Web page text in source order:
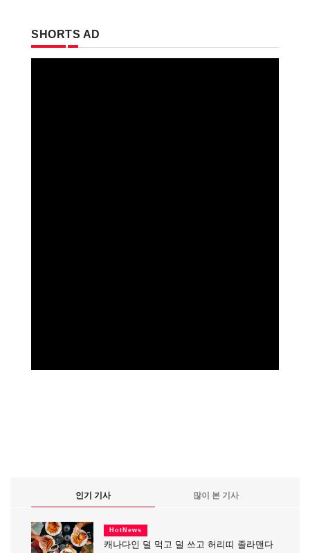
SHORTS AD
인기 기사 많이 본 기사
HotNews
캐나다인 덜 먹고 덜 쓰고 허리띠 졸라맨다